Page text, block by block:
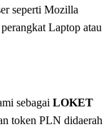
seperti Mozilla
Laptop atau
sebagai LOKET
token PLN didaerah